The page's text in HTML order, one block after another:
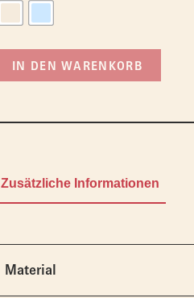
IN DEN WARENKORB
Zusätzliche Informationen
Material